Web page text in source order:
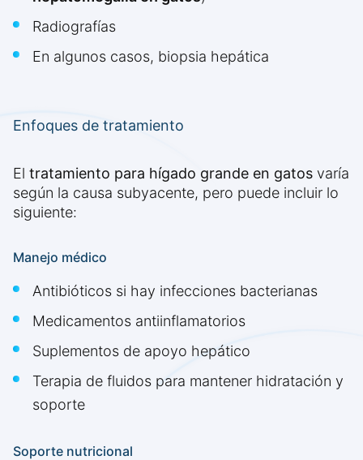
Radiografías
En algunos casos, biopsia hepática
Enfoques de tratamiento
El tratamiento para hígado grande en gatos varía
según la causa subyacente, pero puede incluir lo
siguiente:
Manejo médico
Antibióticos si hay infecciones bacterianas
Medicamentos antiinflamatorios
Suplementos de apoyo hepático
Terapia de fluidos para mantener hidratación y
soporte
Soporte nutricional